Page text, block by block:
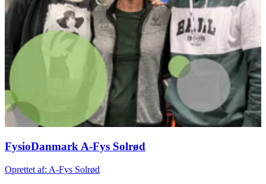
FysioDanmark A-Fys Solrød
Oprettet af: A-Fys Solrød